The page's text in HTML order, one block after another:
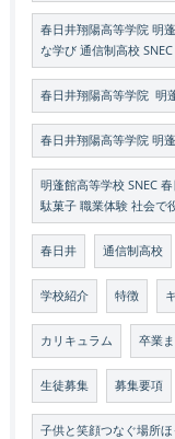
春日井翔陽高等学院 明
な学び 通信制高校 SNEC
春日井翔陽高等学院 明
春日井翔陽高等学院 明
明蓬館高等学校 SNEC
駄菓子 職業体験 社会で
春日井 通信制高校
学校紹介 特徴
カリキュラム 卒業
生徒募集 募集要項
子供と笑顔つなぐ場所